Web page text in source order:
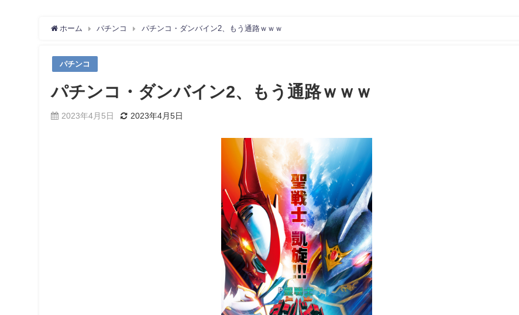
ホーム パチンコ パチンコ・ダンバイン2、もう通路ｗｗｗ
パチンコ
パチンコ・ダンバイン2、もう通路ｗｗｗ
2023年4月5日 2023年4月5日